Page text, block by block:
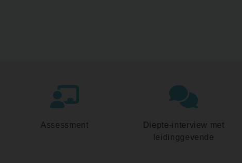
Assessment
Diepte-interview met
leidinggevende